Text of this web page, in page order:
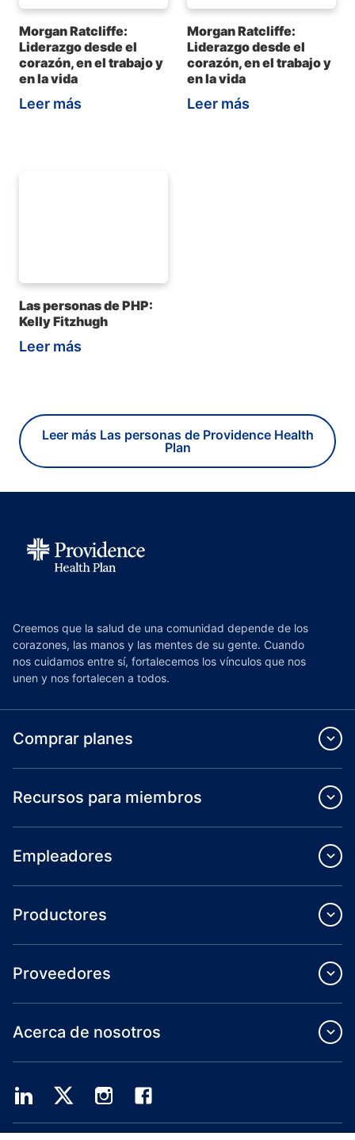
Morgan Ratcliffe:
Liderazgo desde el
corazón, en el trabajo y
en la vida
Leer más
Morgan Ratcliffe:
Liderazgo desde el
corazón, en el trabajo y
en la vida
Leer más
Las personas de PHP:
Kelly Fitzhugh
Leer más
Leer más Las personas de Providence Health
Plan
Creemos que la salud de una comunidad depende de los
corazones, las manos y las mentes de su gente. Cuando
nos cuidamos entre sí, fortalecemos los vínculos que nos
unen y nos fortalecen a todos.
Comprar planes
Recursos para miembros
Empleadores
Productores
Proveedores
Acerca de nosotros